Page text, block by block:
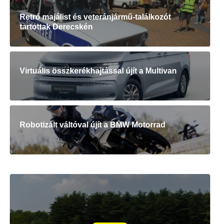
Retró majálist és veteránjármű-találkozót
tartottak Derecskén
Virtuális összkerékhajtással újít a Multivan
Robotizált váltóval újít a BMW Motorrad